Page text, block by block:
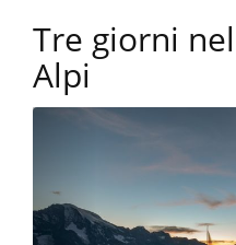
Tre giorni
Alpi